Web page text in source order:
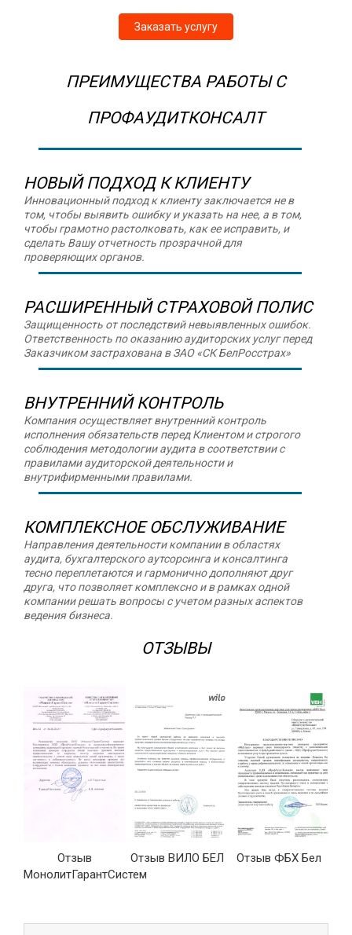
Заказать услугу
ПРЕИМУЩЕСТВА РАБОТЫ С
ПРОФАУДИТКОНСАЛТ
НОВЫЙ ПОДХОД К КЛИЕНТУ
Инновационный подход к клиенту заключается не в
том, чтобы выявить ошибку и указать на нее, а в том,
чтобы грамотно растолковать, как ее исправить, и
сделать Вашу отчетность прозрачной для
проверяющих органов.
РАСШИРЕННЫЙ СТРАХОВОЙ ПОЛИС
Защищенность от последствий невыявленных ошибок.
Ответственность по оказанию аудиторских услуг перед
Заказчиком застрахована в ЗАО «СК БелРосстрах»
ВНУТРЕННИЙ КОНТРОЛЬ
Компания осуществляет внутренний контроль
исполнения обязательств перед Клиентом и строгого
соблюдения методологии аудита в соответствии с
правилами аудиторской деятельности и
внутрифирменными правилами.
КОМПЛЕКСНОЕ ОБСЛУЖИВАНИЕ
Направления деятельности компании в областях
аудита, бухгалтерского аутсорсинга и консалтинга
тесно переплетаются и гармонично дополняют друг
друга, что позволяет комплексно и в рамках одной
компании решать вопросы с учетом разных аспектов
ведения бизнеса.
ОТЗЫВЫ
Отзыв
МонолитГарантСистем
Отзыв ВИЛО БЕЛ Отзыв ФБХ Бел